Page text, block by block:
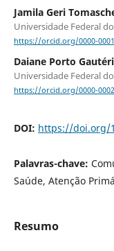
Jamila Geri
Universidade Federal
https://orcid.org/0000-
Daiane Porto
Universidade Federal
https://orcid.org/0000-
DOI: https://doi.org/
Palavras-chave:
Saúde, Atenção
Resumo